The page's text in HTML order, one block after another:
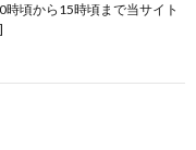
頃から15時頃まで当サイト